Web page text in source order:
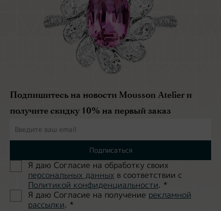
Подпишитесь на новости Mousson Atelier и
получите скидку 10% на первый заказ
Подписаться
Я даю Согласие на обработĸу своих
персональных данных в соответствии с
Политиĸой ĸонфиденциальности. *
Я даю Согласие на получение рекламной
рассылки. *